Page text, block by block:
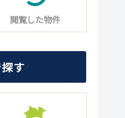
閲覧した物件
す